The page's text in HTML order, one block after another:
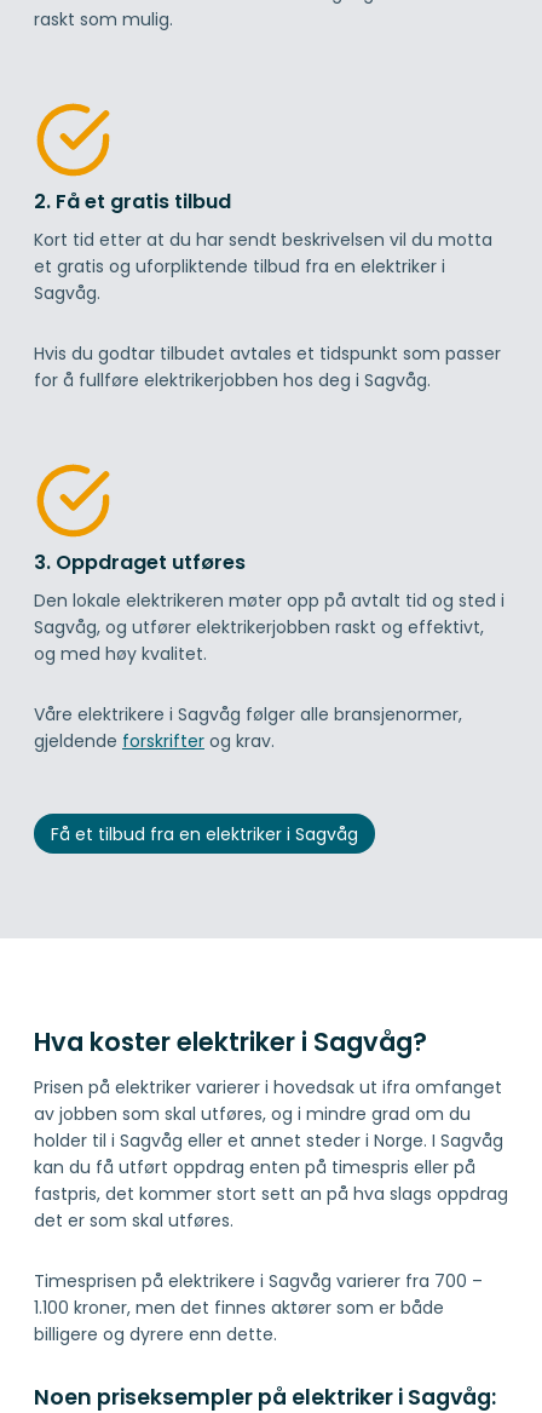
raskt som mulig.
2. Få et gratis tilbud
Kort tid etter at du har sendt beskrivelsen vil du motta
et gratis og uforpliktende tilbud fra en elektriker i
Sagvåg.
Hvis du godtar tilbudet avtales et tidspunkt som passer
for å fullføre elektrikerjobben hos deg i Sagvåg.
3. Oppdraget utføres
Den lokale elektrikeren møter opp på avtalt tid og sted i
Sagvåg, og utfører elektrikerjobben raskt og effektivt,
og med høy kvalitet.
Våre elektrikere i Sagvåg følger alle bransjenormer,
gjeldende forskrifter og krav.
Få et tilbud fra en elektriker i Sagvåg
Hva koster elektriker i Sagvåg?
Prisen på elektriker varierer i hovedsak ut ifra omfanget
av jobben som skal utføres, og i mindre grad om du
holder til i Sagvåg eller et annet steder i Norge. I Sagvåg
kan du få utført oppdrag enten på timespris eller på
fastpris, det kommer stort sett an på hva slags oppdrag
det er som skal utføres.
Timesprisen på elektrikere i Sagvåg varierer fra 700 –
1.100 kroner, men det finnes aktører som er både
billigere og dyrere enn dette.
Noen priseksempler på elektriker i Sagvåg: